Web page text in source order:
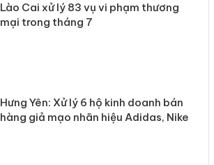
Lào Cai xử lý 83 vụ vi phạm thương
mại trong tháng 7
Hưng Yên: Xử lý 6 hộ kinh doanh bán
hàng giả mạo nhãn hiệu Adidas, Nike